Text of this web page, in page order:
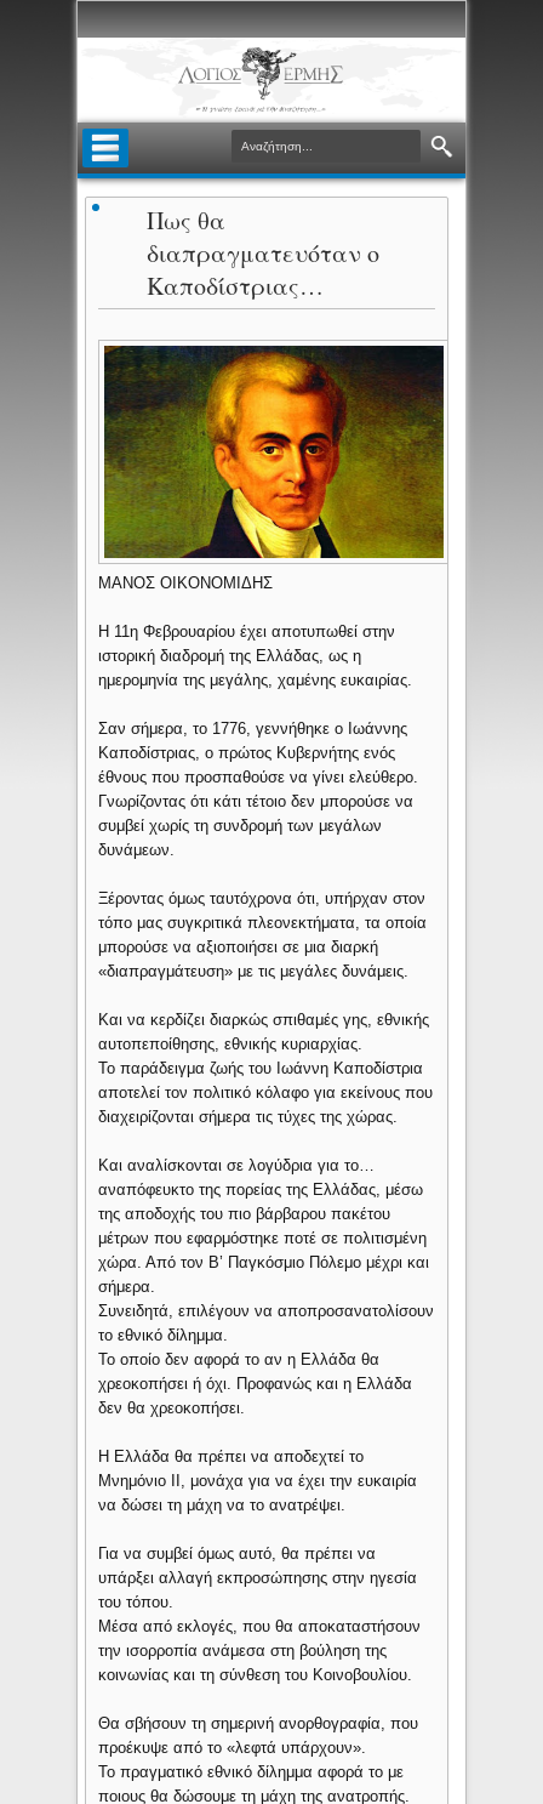
Πως θα
διαπραγματευόταν ο
Καποδίστριας…
ΜΑΝΟΣ ΟΙΚΟΝΟΜΙΔΗΣ
Η 11η Φεβρουαρίου έχει αποτυπωθεί στην
ιστορική διαδρομή της Ελλάδας, ως η
ημερομηνία της μεγάλης, χαμένης ευκαιρίας.
Σαν σήμερα, το 1776, γεννήθηκε ο Ιωάννης
Καποδίστριας, ο πρώτος Κυβερνήτης ενός
έθνους που προσπαθούσε να γίνει ελεύθερο.
Γνωρίζοντας ότι κάτι τέτοιο δεν μπορούσε να
συμβεί χωρίς τη συνδρομή των μεγάλων
δυνάμεων.
Ξέροντας όμως ταυτόχρονα ότι, υπήρχαν στον
τόπο μας συγκριτικά πλεονεκτήματα, τα οποία
μπορούσε να αξιοποιήσει σε μια διαρκή
«διαπραγμάτευση» με τις μεγάλες δυνάμεις.
Και να κερδίζει διαρκώς σπιθαμές γης, εθνικής
αυτοπεποίθησης, εθνικής κυριαρχίας.
Το παράδειγμα ζωής του Ιωάννη Καποδίστρια
αποτελεί τον πολιτικό κόλαφο για εκείνους που
διαχειρίζονται σήμερα τις τύχες της χώρας.
Και αναλίσκονται σε λογύδρια για το…
αναπόφευκτο της πορείας της Ελλάδας, μέσω
της αποδοχής του πιο βάρβαρου πακέτου
μέτρων που εφαρμόστηκε ποτέ σε πολιτισμένη
χώρα. Από τον Β’ Παγκόσμιο Πόλεμο μέχρι και
σήμερα.
Συνειδητά, επιλέγουν να αποπροσανατολίσουν
το εθνικό δίλημμα.
Το οποίο δεν αφορά το αν η Ελλάδα θα
χρεοκοπήσει ή όχι. Προφανώς και η Ελλάδα
δεν θα χρεοκοπήσει.
Η Ελλάδα θα πρέπει να αποδεχτεί το
Μνημόνιο ΙΙ, μονάχα για να έχει την ευκαιρία
να δώσει τη μάχη να το ανατρέψει.
Για να συμβεί όμως αυτό, θα πρέπει να
υπάρξει αλλαγή εκπροσώπησης στην ηγεσία
του τόπου.
Μέσα από εκλογές, που θα αποκαταστήσουν
την ισορροπία ανάμεσα στη βούληση της
κοινωνίας και τη σύνθεση του Κοινοβουλίου.
Θα σβήσουν τη σημερινή ανορθογραφία, που
προέκυψε από το «λεφτά υπάρχουν».
Το πραγματικό εθνικό δίλημμα αφορά το με
ποιους θα δώσουμε τη μάχη της ανατροπής.